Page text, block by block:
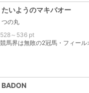
たいようのマキバオー
つの丸
528～536 pt
BADON